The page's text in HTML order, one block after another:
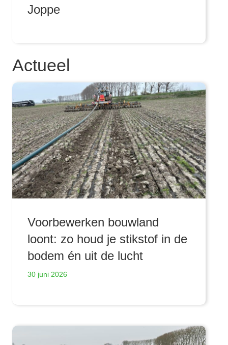
Joppe
Actueel
Voorbewerken bouwland
loont: zo houd je stikstof in de
bodem én uit de lucht
30 juni 2026